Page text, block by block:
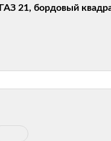
21, бордовый